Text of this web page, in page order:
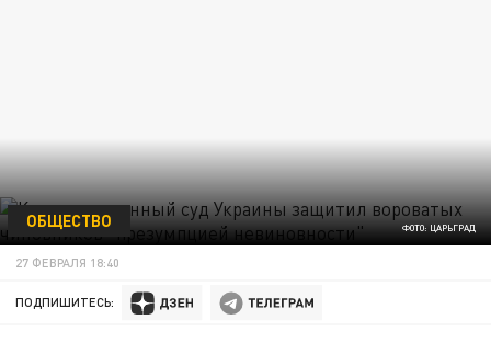
ФОТО: ЦАРЬГРАД
ОБЩЕСТВО
27 ФЕВРАЛЯ 18:40
ПОДПИШИТЕСЬ: